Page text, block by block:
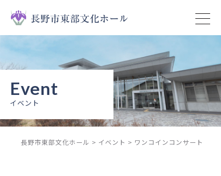
予約状況
イベント
長野市東部文化ホール > イベント > ワンコインコンサート